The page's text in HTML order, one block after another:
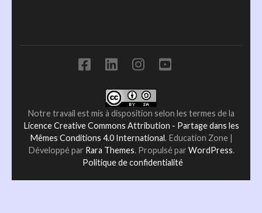
Notre travail est mis à disposition selon les termes de la
Licence Creative Commons Attribution - Partage dans les
Mêmes Conditions 4.0 International. Education Zone |
Développé par Rara Themes. Propulsé par WordPress.
Politique de confidentialité